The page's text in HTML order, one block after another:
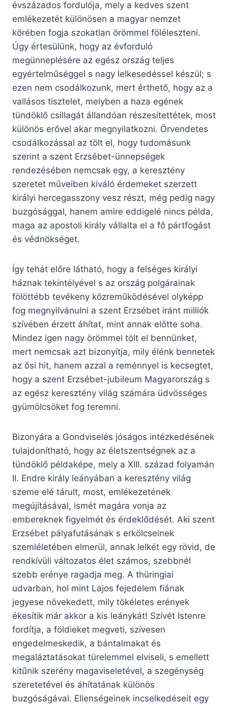
évszázados fordulója, mely a kedves szent
emlékezetét különösen a magyar nemzet
körében fogja szokatlan örömmel föléleszteni.
Úgy értesülünk, hogy az évforduló
megünneplésére az egész ország teljes
egyértelműséggel s nagy lelkesedéssel készül; s
ezen nem csodálkozunk, mert érthető, hogy az a
vallásos tisztelet, melyben a haza egének
tündöklő csillagát állandóan részesítettétek, most
különös erővel akar megnyilatkozni. Örvendetes
csodálkozással az tölt el, hogy tudomásunk
szerint a szent Erzsébet-ünnepségek
rendezésében nemcsak egy, a keresztény
szeretet műveiben kiváló érdemeket szerzett
királyi hercegasszony vesz részt, még pedig nagy
buzgósággal, hanem amire eddigelé nincs példa,
maga az apostoli király vállalta el a fő pártfogást
és védnökséget.
Így tehát előre látható, hogy a felséges királyi
háznak tekintélyével s az ország polgárainak
fölöttébb tevékeny közreműködésével olyképp
fog megnyilvánulni a szent Erzsébet iránt milliók
szívében érzett áhítat, mint annak előtte soha.
Mindez igen nagy örömmel tölt el bennünket,
mert nemcsak azt bizonyítja, mily élénk bennetek
az ősi hit, hanem azzal a reménnyel is kecsegtet,
hogy a szent Erzsébet-jubileum Magyarország s
az egész keresztény világ számára üdvösséges
gyümölcsöket fog teremni.
Bizonyára a Gondviselés jóságos intézkedésének
tulajdonítható, hogy az életszentségnek az a
tündöklő példaképe, mely a XIII. század folyamán
II. Endre király leányában a keresztény világ
szeme elé tárult, most, emlékezetének
megújításával, ismét magára vonja az
embereknek figyelmét és érdeklődését. Aki szent
Erzsébet pályafutásának s erkölcseinek
szemléletében elmerül, annak lelkét egy rövid, de
rendkívüli változatos élet számos, szebbnél
szebb erénye ragadja meg. A thüringiai
udvarban, hol mint Lajos fejedelem fiának
jegyese növekedett, mily tökéletes erények
ékesítik már akkor a kis leánykát! Szívét Istenre
fordítja, a földieket megveti, szívesen
engedelmeskedik, a bántalmakat és
megaláztatásokat türelemmel elviseli, s emellett
kitűnik szerény magaviseletével, a szegénység
szeretetével és áhítatának különös
buzgóságával. Ellenségeinek incselkedéseit egy